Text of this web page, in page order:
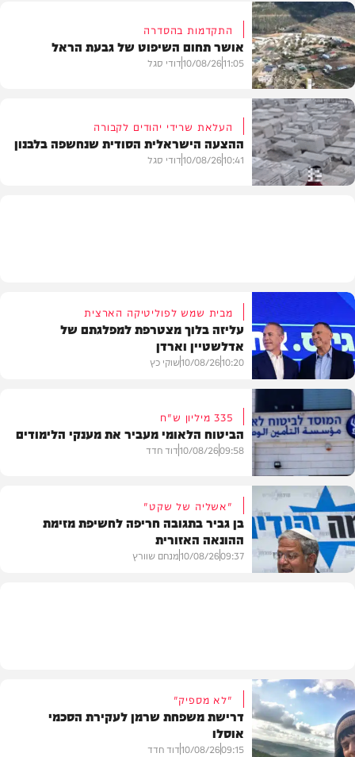
חדשות
חדשות
התקדמות בהסדרה
אושר תחום השיפוט של גבעת הראל
11:05
10/08/26דודי סגל
העלאת שרידי יהודים לקבורה
ההצעה הישראלית הסודית שנחשפה בלבנון
10:41
10/08/26דודי סגל
חדשות
מבית שמש לפוליטיקה הארצית
עליזה בלוך מצטרפת למפלגתם של
אדלשטיין וארדן
10:20
10/08/26שוקי כץ
חדשות
335 מיליון ש"ח
הביטוח הלאומי מעביר את מענקי הלימודים
09:58
10/08/26דוד חדד
"אשליה של שקט"
בן גביר בתגובה חריפה לחשיפת מזימת
ההונאה האזורית
09:37
10/08/26מנחם שוורץ
"לא מספיק"
דרישת משפחת שרמן לעקירת הסכמי
אוסלו
09:15
10/08/26דוד חדד